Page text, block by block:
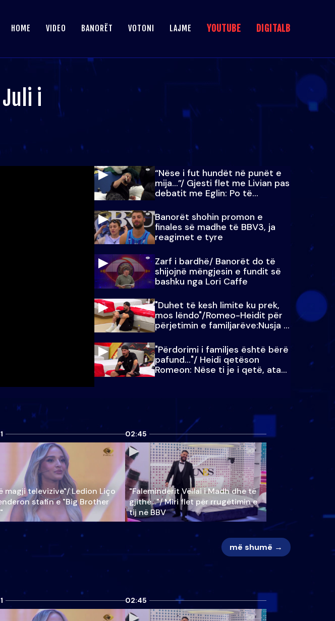
HOME VIDEO BANORËT VOTONI LAJME YOUTUBE DIGITALB
i
“Nëse i fut hundët në punët e
mija…”/ Gjesti flet me Livian pas
debatit me Eglin: Po të
paralajmëroj
Banorët shohin promon e
finales së madhe të BBV3, ja
reagimet e tyre
Zarf i bardhë/ Banorët do të
shijojnë mëngjesin e fundit së
bashku nga Lori Caffe
"Duhet të kesh limite ku prek,
mos lëndo"/Romeo-Heidit për
përjetimin e familjarëve:Nusja e
Julit…
"Përdorimi i familjes është bërë
pafund…"/ Heidi qetëson
Romeon: Nëse ti je i qetë, ata
qetësohen
magji televizive"/ Ledion Liço
stafin e "Big Brother
02:45
"Faleminderit Vëllai i Madh dhe të
gjithë…"/ Miri flet për rrugëtimin e
tij në BBV
më shumë →
02:45